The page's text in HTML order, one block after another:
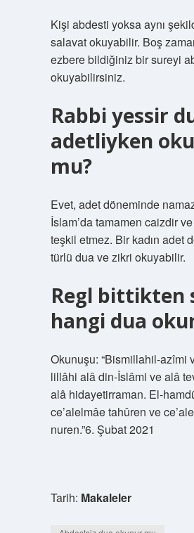
Kişi abdesti yoksa aynı
salavat okuyabilir. Boş
ezbere bildiğiniz bir sureyi
okuyabilirsiniz.
Rabbi yessir
adetliyken
mu?
Evet, adet döneminde
İslam’da tamamen caizdir
teşkil etmez. Bir kadın adet
türlü dua ve zikri okuyabilir.
Regl bittikten
hangi dua
Okunuşu: “Bismillahil-azîmi
lillâhi alâ din-İslâmi ve alâ
alâ hidayetirraman. El-
ce’alelmâe tahûren ve
nuren.”6. Şubat 2021
Tarih: Makaleler